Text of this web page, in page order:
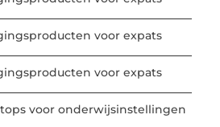
voor expats
voor expats
voor onderwijsinstellingen